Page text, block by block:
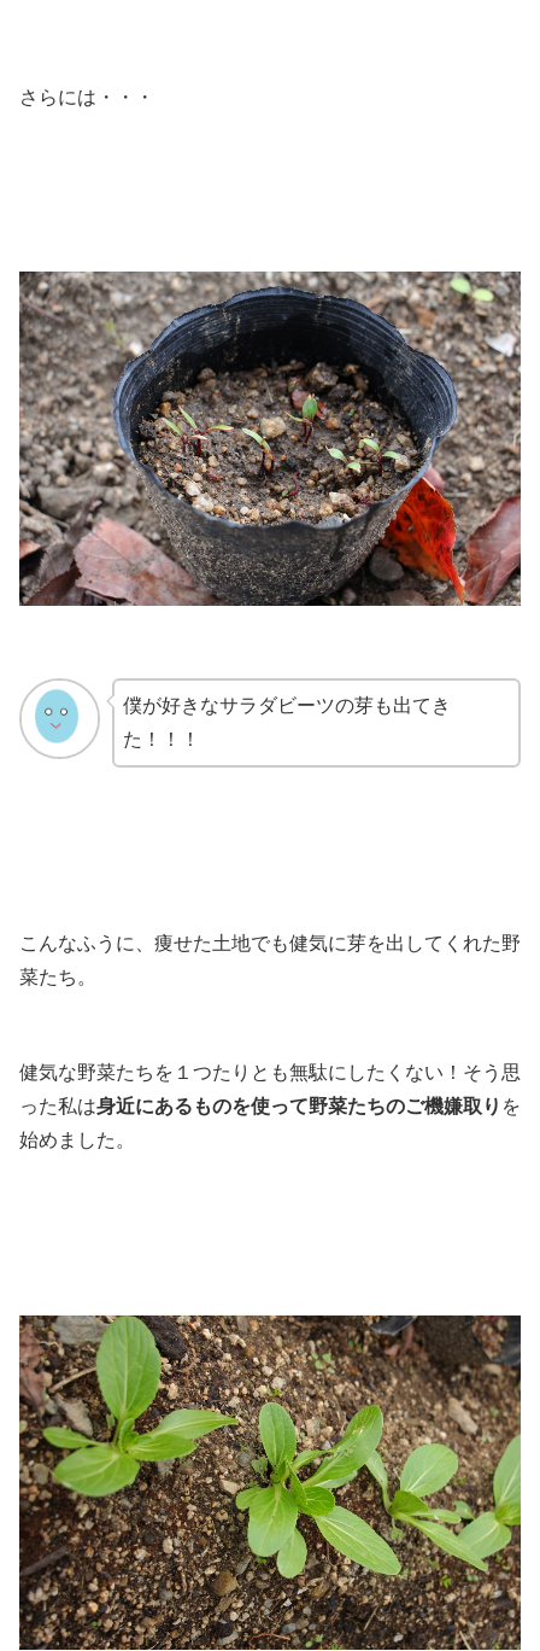
さらには・・・
僕が好きなサラダビーツの芽も出てき
た！！！
こんなふうに、痩せた土地でも健気に芽を出してくれた野
菜たち。
健気な野菜たちを１つたりとも無駄にしたくない！そう思
った私は身近にあるものを使って野菜たちのご機嫌取り を
始めました。